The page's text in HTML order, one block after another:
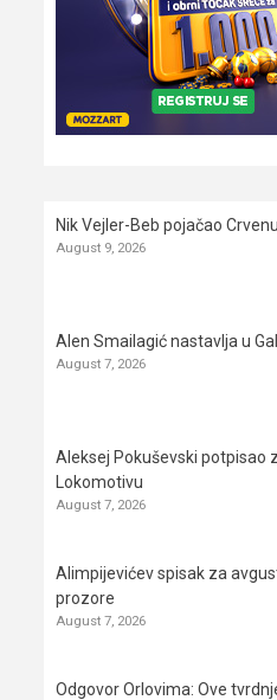
Nik Vejler-Beb pojačao
August 9, 2026
Alen Smailagić nastavlja u
August 7, 2026
Aleksej Pokuševski potpisao
Lokomotivu
August 7, 2026
Alimpijevićev spisak za
prozore
August 7, 2026
Odgovor Orlovima: ​Ove